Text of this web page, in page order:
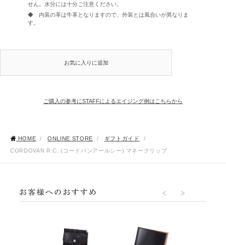
せん。水分には十分ご注意ください。
◆ 内装の革は牛革となりますので、外装とは風合いが異なりま
す。
お気に入りに追加
ご購入の参考にSTAFFによるエイジング例はこちらから
HOME / ONLINE STORE / ギフトガイド
/
CORDOVAN R.C. (コードバンアールシー) マネークリップ